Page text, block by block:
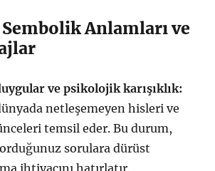
Anlamları ve
ve psikolojik karışıklık:
netleşemeyen hisleri ve
temsil eder. Bu durum,
sorulara dürüst
ihtiyacını hatırlatır.